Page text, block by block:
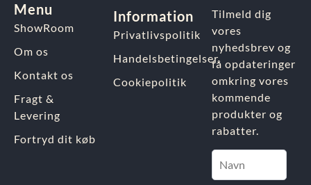
Menu
ShowRoom
Om os
Kontakt os
Fragt &
Levering
Fortryd dit køb
Information
Privatlivspolitik
Handelsbetingelser
Cookiepolitik
Tilmeld dig
vores
nyhedsbrev og
få opdateringer
omkring vores
kommende
produkter og
rabatter.